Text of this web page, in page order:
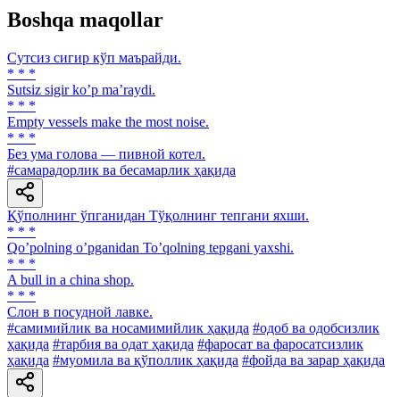
Boshqa maqollar
Сутсиз сигир кўп маърайди.
* * *
Sutsiz sigir koʼp maʼraydi.
* * *
Empty vessels make the most noise.
* * *
Без ума голова — пивной котел.
#самарадорлик ва бесамарлик ҳақида
Қўполнинг ўпганидан Тўқолнинг тепгани яхши.
* * *
Qoʼpolning oʼpganidan Toʼqolning tepgani yaxshi.
* * *
A bull in a china shop.
* * *
Слон в посудной лавке.
#самимийлик ва носамимийлик ҳақида #одоб ва одобсизлик
ҳақида #тарбия ва одат ҳақида #фаросат ва фаросатсизлик
ҳақида #муомила ва қўполлик ҳақида #фойда ва зарар ҳақида